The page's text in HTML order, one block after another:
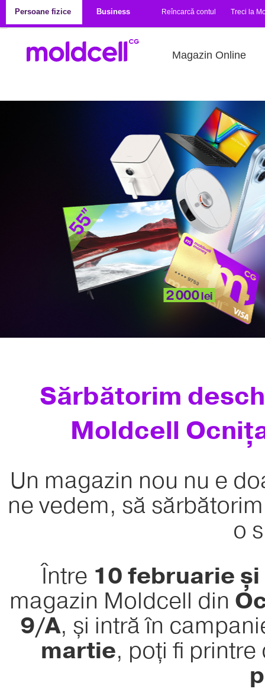
Persoane fizice
Business Reîncarcă contul Treci la
Magazin Online
Sărbătorim
Moldcell
Un magazin nou nu e
ne vedem, să
o
Între 10 februarie
magazin Moldcell din
9/A, și intră în
martie, poți fi